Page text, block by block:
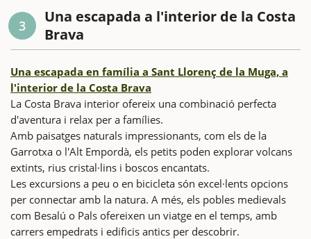
3
Una escapada a l'interior de la Costa
Brava
Una escapada en família a Sant Llorenç de la Muga, a
l'interior de la Costa Brava
La Costa Brava interior ofereix una combinació perfecta
d'aventura i relax per a famílies.
Amb paisatges naturals impressionants, com els de la
Garrotxa o l'Alt Empordà, els petits poden explorar volcans
extints, rius cristal·lins i boscos encantats.
Les excursions a peu o en bicicleta són excel·lents opcions
per connectar amb la natura. A més, els pobles medievals
com Besalú o Pals ofereixen un viatge en el temps, amb
carrers empedrats i edificis antics per descobrir.